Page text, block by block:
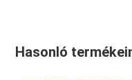
Hasonló